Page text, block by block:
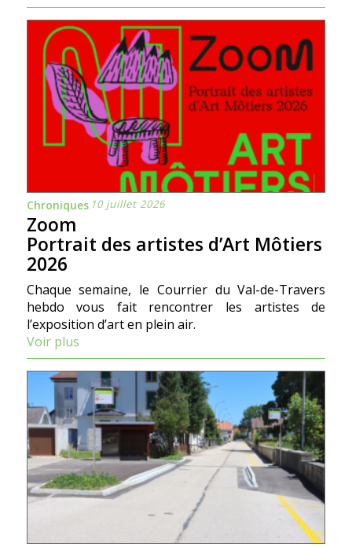
Chroniques 10 juillet 2026
Zoom
Portrait des artistes d’Art Môtiers
2026
Chaque semaine, le Courrier du Val-de-Travers
hebdo vous fait rencontrer les artistes de
l’exposition d’art en plein air.
Voir plus